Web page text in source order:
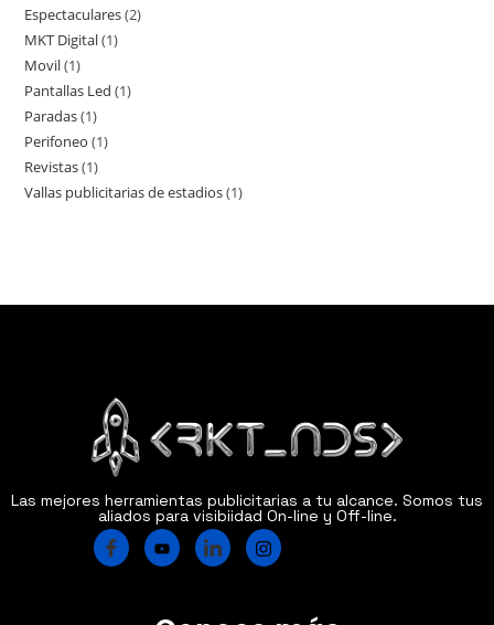
Espectaculares 2
MKT Digital 1
Movil 1
Pantallas Led 1
Paradas 1
Perifoneo 1
Revistas 1
Vallas publicitarias de estadios 1
Las mejores herramientas publicitarias a tu alcance. Somos tus
aliados para visibiidad On-line y Off-line.